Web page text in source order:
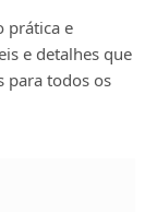
prática e
e detalhes que
para todos os